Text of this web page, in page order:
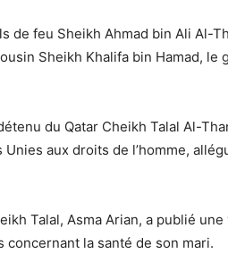
de feu Sheikh Ahmad bin Ali Al-
Sheikh Khalifa bin Hamad, le
du Qatar Cheikh Talal Al-
Unies aux droits de l’homme,
Talal, Asma Arian, a publié
la santé de son mari.